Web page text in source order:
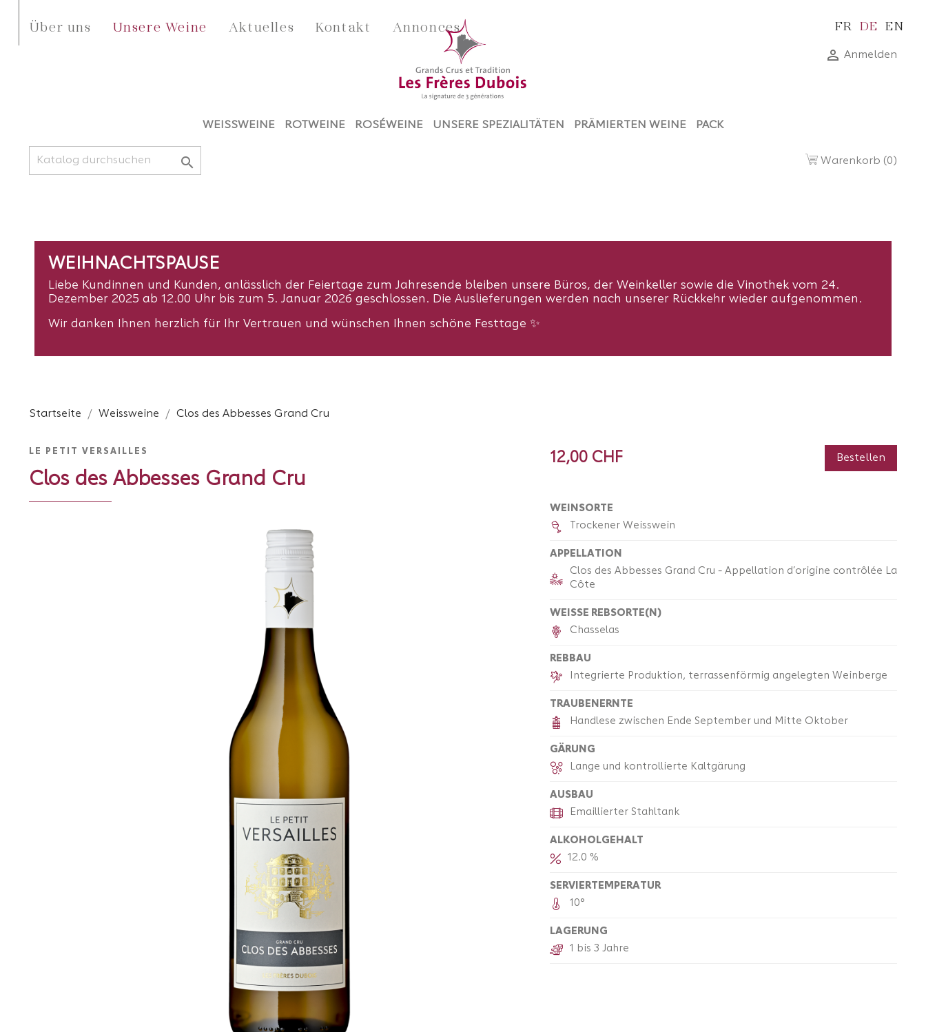
Über uns Unsere Weine Aktuelles Kontakt Annonces FR DE EN
 Anmelden
WEISSWEINE ROTWEINE ROSÉWEINE UNSERE SPEZIALITÄTEN PRÄMIERTEN WEINE PACK
 Warenkorb (0)
WEIHNACHTSPAUSE
Liebe Kundinnen und Kunden, anlässlich der Feiertage zum Jahresende bleiben unsere Büros, der Weinkeller sowie die Vinothek vom 24.
Dezember 2025 ab 12.00 Uhr bis zum 5. Januar 2026 geschlossen. Die Auslieferungen werden nach unserer Rückkehr wieder aufgenommen.
Wir danken Ihnen herzlich für Ihr Vertrauen und wünschen Ihnen schöne Festtage ✨
Startseite Weissweine Clos des Abbesses Grand Cru
LE PETIT VERSAILLES
Clos des Abbesses Grand Cru
12,00 CHF Bestellen
WEINSORTE
Trockener Weisswein
APPELLATION
Clos des Abbesses Grand Cru - Appellation d’origine contrôlée La
Côte
WEISSE REBSORTE(N)
Chasselas
REBBAU
Integrierte Produktion, terrassenförmig angelegten Weinberge
TRAUBENERNTE
Handlese zwischen Ende September und Mitte Oktober
GÄRUNG
Lange und kontrollierte Kaltgärung
AUSBAU
Emaillierter Stahltank
ALKOHOLGEHALT
12.0 %
SERVIERTEMPERATUR
10°
LAGERUNG
1 bis 3 Jahre